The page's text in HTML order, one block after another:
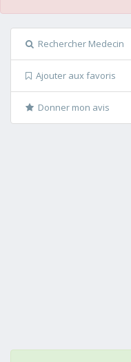
Rechercher Medecin
Ajouter aux favoris
Donner mon avis